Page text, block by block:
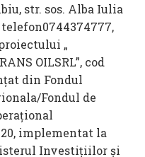
str. sos. Alba Iulia
„
OILSRL”, cod
din Fondul
Fondul de
implementat la
Investițiilor și